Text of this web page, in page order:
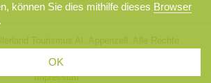
Datenschutzerklärung
Impressum
können Sie dies mithilfe dieses Browser
OK